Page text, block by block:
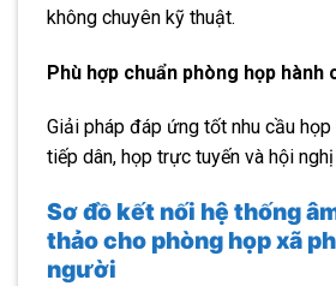
không chuyên kỹ thuật.
Phù hợp chuẩn phòng họp hành
Giải pháp đáp ứng tốt nhu cầu họp
tiếp dân, họp trực tuyến và hội
Sơ đồ kết nối hệ thống
thảo cho phòng họp xã
người